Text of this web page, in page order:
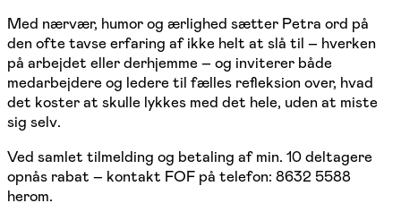
Med nærvær, humor og ærlighed sætter Petra ord på
den ofte tavse erfaring af ikke helt at slå til – hverken
på arbejdet eller derhjemme – og inviterer både
medarbejdere og ledere til fælles refleksion over, hvad
det koster at skulle lykkes med det hele, uden at miste
sig selv.
Ved samlet tilmelding og betaling af min. 10 deltagere
opnås rabat – kontakt FOF på telefon: 8632 5588
herom.